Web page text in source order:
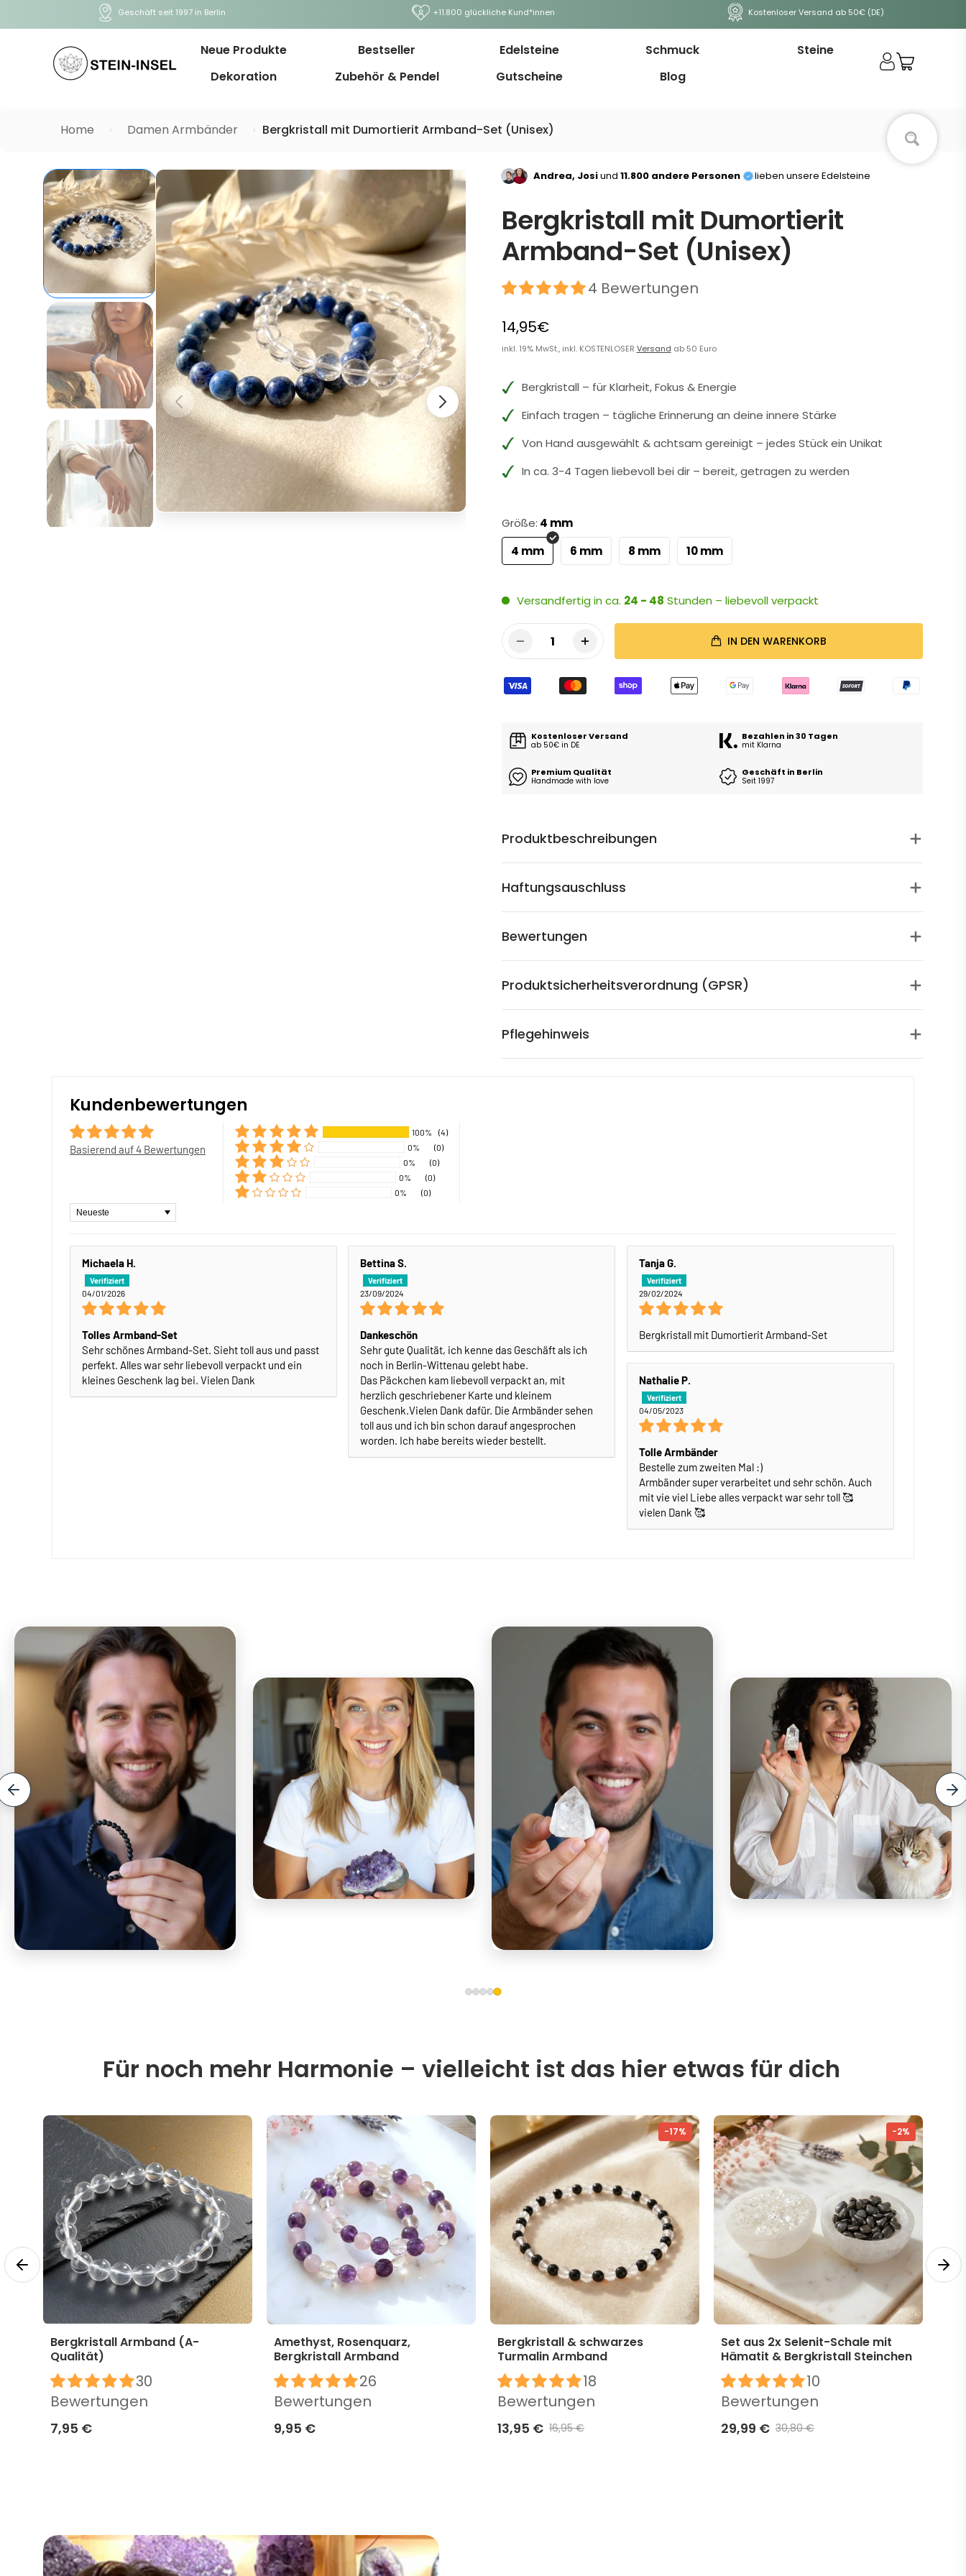
Geschäft seit 1997 in Berlin +11.800 glückliche Kund*innen Kostenloser Versand ab 50€ (DE)
Neue Produkte Bestseller Edelsteine Schmuck
Steine
Dekoration
Zubehör & Pendel Gutscheine Blog
Home Damen Armbänder Bergkristall mit Dumortierit Armband-Set (Unisex)
Andrea, Josiund 11.800 andere Personen lieben unsere Edelsteine
Bergkristall mit Dumortierit
Armband-Set (Unisex)
4 Bewertungen
14,95€
inkl. 19% MwSt., inkl. KOSTENLOSER Versand ab 50 Euro
Bergkristall – für Klarheit, Fokus & Energie
Einfach tragen – tägliche Erinnerung an deine innere Stärke
Von Hand ausgewählt & achtsam gereinigt – jedes Stück ein Unikat
In ca. 3-4 Tagen liebevoll bei dir – bereit, getragen zu werden
Größe: 4 mm
4 mm
6 mm 8 mm 10 mm
Versandfertig in ca. 24 - 48 Stunden – liebevoll verpackt
1 IN DEN WARENKORB
Kostenloser Versand
ab 50€ in DE
Bezahlen in 30 Tagen
mit Klarna
Premium Qualität
Handmade with love
Geschäft in Berlin
Seit 1997
Produktbeschreibungen
Haftungsauschluss
Bewertungen
Produktsicherheitsverordnung (GPSR)
Pflegehinweis
Kundenbewertungen
Basierend auf 4 Bewertungen
100%
(4)
0%
(0)
0%
(0)
0%
(0)
0%
(0)
Sort by
Michaela H.
04/01/2026
Tolles Armband-Set
Sehr schönes Armband-Set. Sieht toll aus und passt
perfekt. Alles war sehr liebevoll verpackt und ein
kleines Geschenk lag bei. Vielen Dank
Bettina S.
23/09/2024
Dankeschön
Sehr gute Qualität, ich kenne das Geschäft als ich
noch in Berlin-Wittenau gelebt habe.
Das Päckchen kam liebevoll verpackt an, mit
herzlich geschriebener Karte und kleinem
Geschenk.Vielen Dank dafür. Die Armbänder sehen
toll aus und ich bin schon darauf angesprochen
worden. Ich habe bereits wieder bestellt.
Tanja G.
29/02/2024
Bergkristall mit Dumortierit Armband-Set
Nathalie P.
04/05/2023
Tolle Armbänder
Bestelle zum zweiten Mal :)
Armbänder super verarbeitet und sehr schön. Auch
mit vie viel Liebe alles verpackt war sehr toll 🥰
vielen Dank 🥰
Für noch mehr Harmonie – vielleicht ist das hier etwas für dich
Bergkristall Armband (A-
Qualität)
30
Bewertungen
7,95 €
Amethyst, Rosenquarz,
Bergkristall Armband
26
Bewertungen
9,95 €
-17%
Bergkristall & schwarzes
Turmalin Armband
18
Bewertungen
13,95 € 16,95 €
-2%
Set aus 2x Selenit-Schale mit
Hämatit & Bergkristall Steinchen
10
Bewertungen
29,99 € 30,80 €